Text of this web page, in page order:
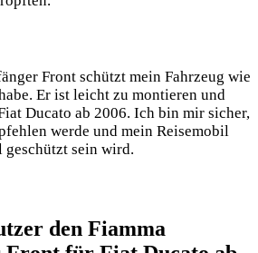
Front schützt mein Fahrzeug wie
Er ist leicht zu montieren und
Ducato ab 2006. Ich bin mir sicher,
werde und mein Reisemobil
geschützt sein wird.
den Fiamma